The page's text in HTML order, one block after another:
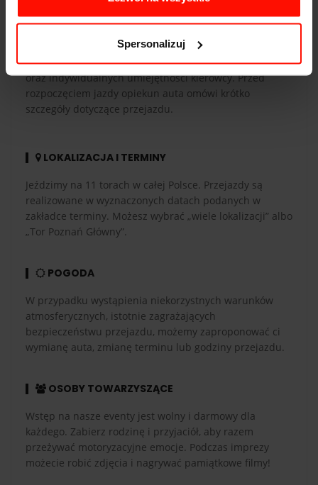
Spersonalizuj
Czas przejazdu zależy od długości toru, liczby okrążeń
oraz indywidualnych umiejętności kierowcy. Przed
rozpoczęciem jazdy opiekun auta omówi krótko
szczegóły dotyczące przejazdu.
LOKALIZACJA I TERMINY
Jeździmy na 11 torach w całej Polsce. Przejazdy są
realizowane w wyznaczonych datach podanych w
zakładce terminy. Możesz wybrać „wiele lokalizacji” albo
„Tor Poznań Główny”.
POGODA
W przypadku wystąpienia niekorzystnych warunków
atmosferycznych, istotnie zagrażających
bezpieczeństwu przejazdu, możemy zaproponować ci
wymianę auta, zmianę terminu lub godziny przejazdu.
OSOBY TOWARZYSZĄCE
Wstęp na nasze eventy jest wolny i darmowy dla
każdego. Zabierz rodzinę i przyjaciół, aby razem
przeżywać motoryzacyjne emocje. Podczas imprezy
możecie robić zdjęcia i nagrywać pamiątkowe filmy!